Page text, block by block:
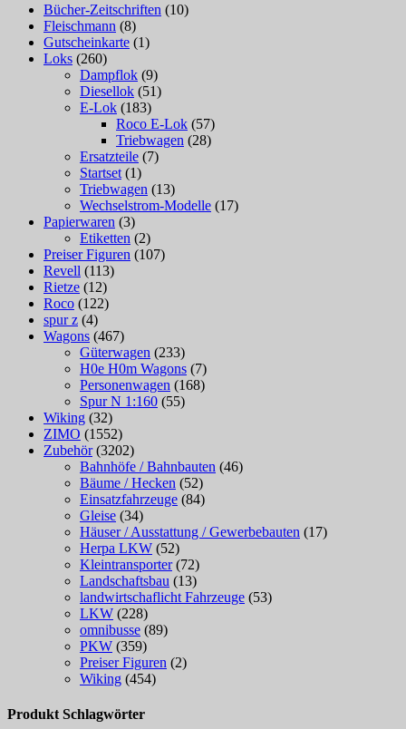
Bücher-Zeitschriften (10)
Fleischmann (8)
Gutscheinkarte (1)
Loks (260)
Dampflok (9)
Diesellok (51)
E-Lok (183)
Roco E-Lok (57)
Triebwagen (28)
Ersatzteile (7)
Startset (1)
Triebwagen (13)
Wechselstrom-Modelle (17)
Papierwaren (3)
Etiketten (2)
Preiser Figuren (107)
Revell (113)
Rietze (12)
Roco (122)
spur z (4)
Wagons (467)
Güterwagen (233)
H0e H0m Wagons (7)
Personenwagen (168)
Spur N 1:160 (55)
Wiking (32)
ZIMO (1552)
Zubehör (3202)
Bahnhöfe / Bahnbauten (46)
Bäume / Hecken (52)
Einsatzfahrzeuge (84)
Gleise (34)
Häuser / Ausstattung / Gewerbebauten (17)
Herpa LKW (52)
Kleintransporter (72)
Landschaftsbau (13)
landwirtschaflicht Fahrzeuge (53)
LKW (228)
omnibusse (89)
PKW (359)
Preiser Figuren (2)
Wiking (454)
Produkt Schlagwörter